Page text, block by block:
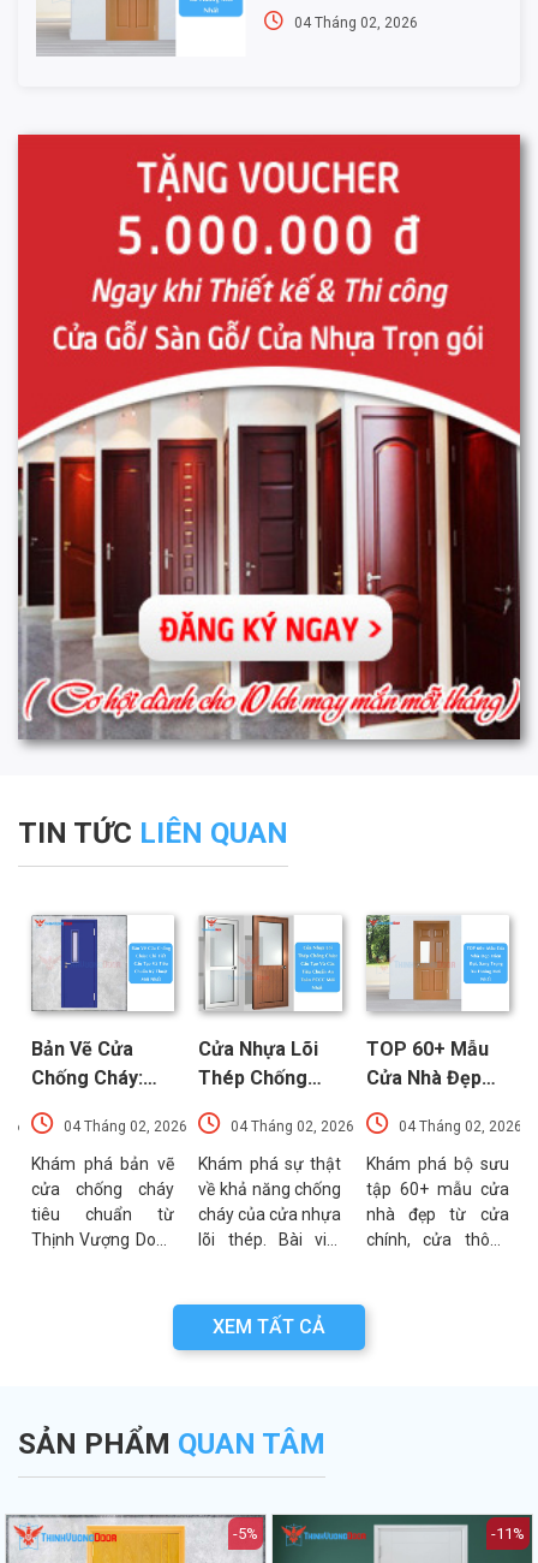
04 Tháng 02, 2026
TIN TỨC LIÊN QUAN
Bản Vẽ Cửa
Chống Cháy:
Chi Tiết Cấu
Tạo Và Tiêu
Chuẩn Kỹ Thuật
Mới Nhất
04 Tháng 02, 2026
Khám phá bản vẽ
cửa chống cháy
tiêu chuẩn từ
Thịnh Vượng Door.
sơ đồ cấu tạo và
Cửa Nhựa Lõi
Thép Chống
Cháy: Cấu Tạo
Và Các Tiêu
Chuẩn An Toàn
PCCC Mới Nhất
04 Tháng 02, 2026
Khám phá sự thật
về khả năng chống
cháy của cửa nhựa
lõi thép. Bài viết
và các tiêu chuẩn
TOP 60+ Mẫu
Cửa Nhà Đẹp
Hiện Đại, Sang
Trọng Xu
Hướng Mới Nhất
04 Tháng 02, 2026
Khám phá bộ sưu
tập 60+ mẫu cửa
nhà đẹp từ cửa
chính, cửa thông
XEM TẤT CẢ
SẢN PHẨM QUAN TÂM
-5% -11%